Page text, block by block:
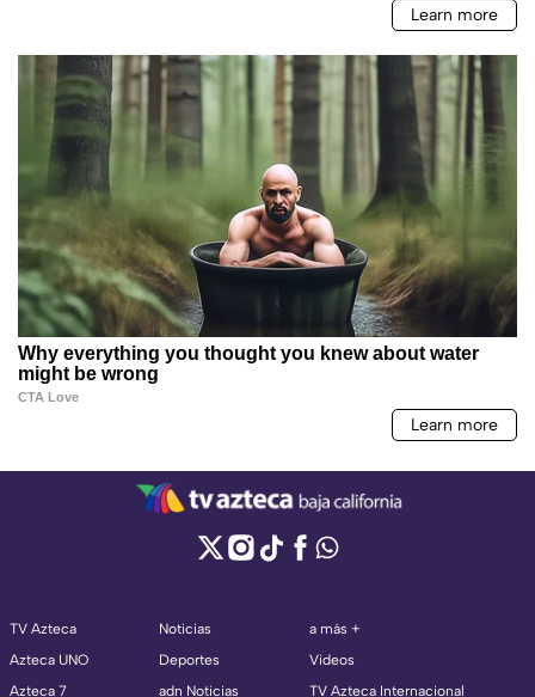
TV Azteca
Azteca UNO
Azteca 7
Noticias
Deportes
adn Noticias
a más +
Videos
TV Azteca Internacional